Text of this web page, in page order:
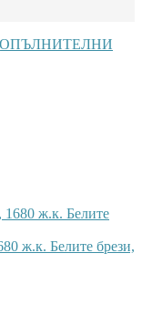
ж.к. Белите
ж.к. Белите брези,